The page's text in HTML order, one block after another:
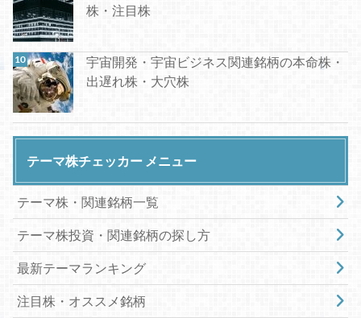
株・注目株
宇宙開発・宇宙ビジネス関連銘柄の本命株・
出遅れ株・大穴株
テーマ株チェッカー メニュー
テーマ株・関連銘柄一覧
テーマ株投資・関連銘柄の探し方
最新テーマランキング
注目株・オススメ銘柄